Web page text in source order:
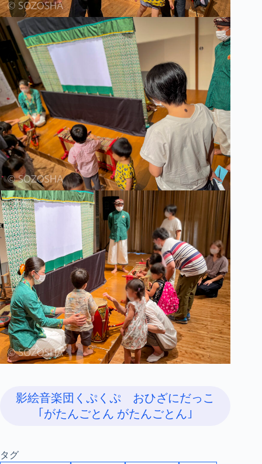
影絵音楽団くぷくぷ おひざにだっこ
｢がたんごとん がたんごとん｣
タグ